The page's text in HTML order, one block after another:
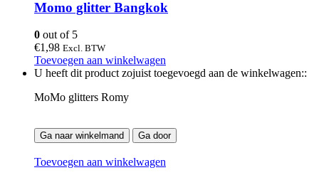
Momo glitter Bangkok
0 out of 5
€1,98 Excl. BTW
Toevoegen aan winkelwagen
U heeft dit product zojuist toegevoegd aan de winkelwagen::
MoMo glitters Romy
Ga naar winkelmand Ga door
Toevoegen aan winkelwagen